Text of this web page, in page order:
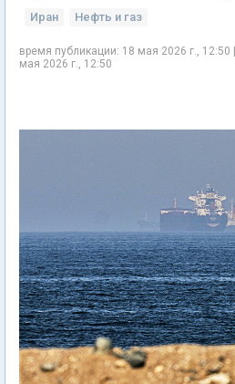
Иран Нефть и газ
время публикации: 18 мая 2026 г.,
мая 2026 г., 12:50